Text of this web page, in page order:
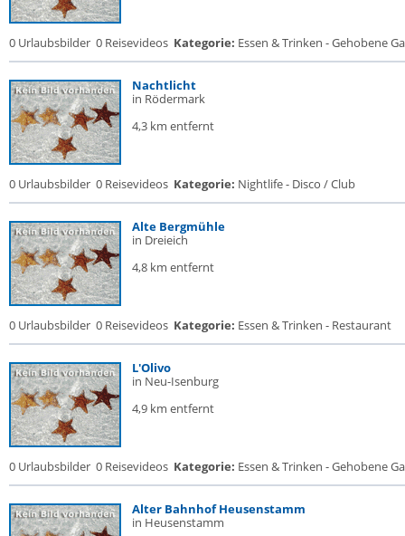
0 Urlaubsbilder 0 Reisevideos Kategorie: Essen & Trinken - Gehobene
Nachtlicht
in Rödermark
4,3 km entfernt
0 Urlaubsbilder 0 Reisevideos Kategorie: Nightlife - Disco / Club
Alte Bergmühle
in Dreieich
4,8 km entfernt
0 Urlaubsbilder 0 Reisevideos Kategorie: Essen & Trinken - Restaurant
L'Olivo
in Neu-Isenburg
4,9 km entfernt
0 Urlaubsbilder 0 Reisevideos Kategorie: Essen & Trinken - Gehobene
Alter Bahnhof Heusenstamm
in Heusenstamm